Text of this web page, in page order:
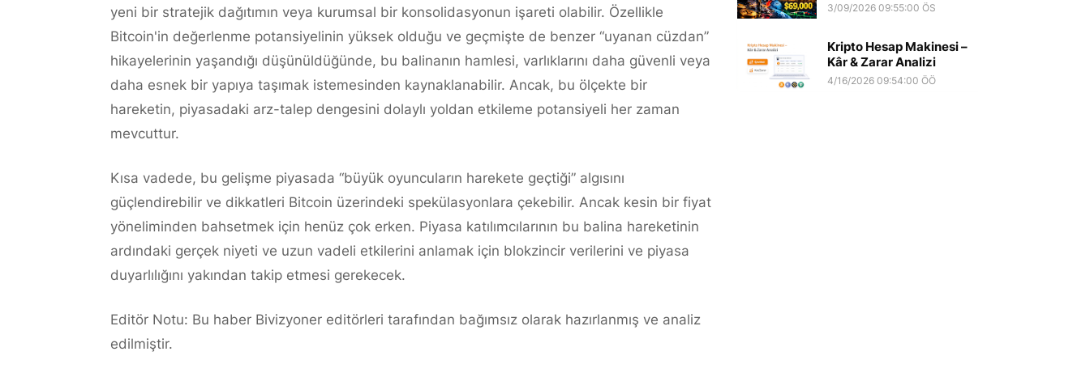
yeni bir stratejik dağıtımın veya kurumsal bir konsolidasyonun işareti olabilir. Özellikle
Bitcoin'in değerlenme potansiyelinin yüksek olduğu ve geçmişte de benzer “uyanan cüzdan”
hikayelerinin yaşandığı düşünüldüğünde, bu balinanın hamlesi, varlıklarını daha güvenli veya
daha esnek bir yapıya taşımak istemesinden kaynaklanabilir. Ancak, bu ölçekte bir
hareketin, piyasadaki arz-talep dengesini dolaylı yoldan etkileme potansiyeli her zaman
mevcuttur.
Kısa vadede, bu gelişme piyasada “büyük oyuncuların harekete geçtiği” algısını
güçlendirebilir ve dikkatleri Bitcoin üzerindeki spekülasyonlara çekebilir. Ancak kesin bir fiyat
yöneliminden bahsetmek için henüz çok erken. Piyasa katılımcılarının bu balina hareketinin
ardındaki gerçek niyeti ve uzun vadeli etkilerini anlamak için blokzincir verilerini ve piyasa
duyarlılığını yakından takip etmesi gerekecek.
Editör Notu: Bu haber Bivizyoner editörleri tarafından bağımsız olarak hazırlanmış ve analiz
edilmiştir.
3/09/2026 09:55:00 ÖS
Kripto Hesap Makinesi –
Kâr & Zarar Analizi
4/16/2026 09:54:00 ÖÖ